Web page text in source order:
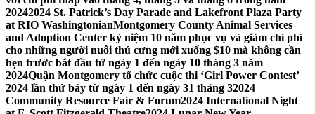
20242024 St. Patrick’s Day Parade and Lakefront Plaza Party
at RIO WashingtonianMontgomery County Animal Services
and Adoption Center kỷ niệm 10 năm phục vụ và giảm chi phí
cho những người nuôi thú cưng mới xuống $10 mà không cần
hẹn trước bắt đầu từ ngày 1 đến ngày 10 tháng 3 năm
2024Quận Montgomery tổ chức cuộc thi ‘Girl Power Contest’
2024 lần thứ bảy từ ngày 1 đến ngày 31 tháng 32024
Community Resource Fair & Forum2024 International Night